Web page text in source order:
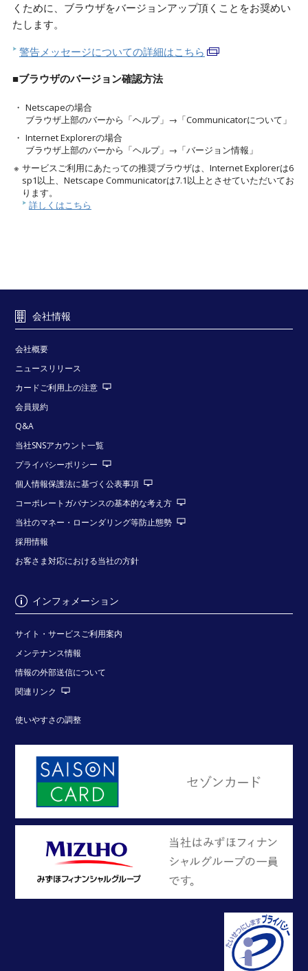
くために、ブラウザをバージョンアップ頂くことをお奨めい
たします。
警告メッセージについての詳細はこちら
■ブラウザのバージョン確認方法
・ Netscapeの場合
ブラウザ上部のバーから「ヘルプ」→「Communicatorについて」
・ Internet Explorerの場合
ブラウザ上部のバーから「ヘルプ」→「バージョン情報」
※ サービスご利用にあたっての推奨ブラウザは、Internet Explorerは6
sp1以上、Netscape Communicatorは7.1以上とさせていただいてお
ります。
詳しくはこちら
会社情報
会社概要
ニュースリリース
カードご利用上の注意
会員規約
Q&A
当社SNSアカウント一覧
プライバシーポリシー
個人情報保護法に基づく公表事項
コーポレートガバナンスの基本的な考え方
当社のマネー・ローンダリング等防止態勢
採用情報
お客さま対応における当社の方針
インフォメーション
サイト・サービスご利用案内
メンテナンス情報
情報の外部送信について
関連リンク
使いやすさの調整